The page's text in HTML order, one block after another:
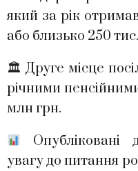
який за рік
або близько 250
🏛 Друге місце
річними
млн грн.
Опубліковані
увагу до питання